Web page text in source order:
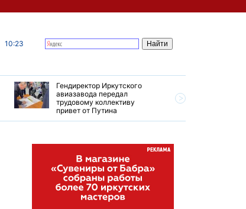
10:23
Гендиректор Иркутского
авиазавода передал
трудовому коллективу
привет от Путина